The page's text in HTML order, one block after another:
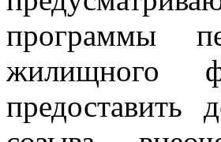
программы
жилищного
предоставить